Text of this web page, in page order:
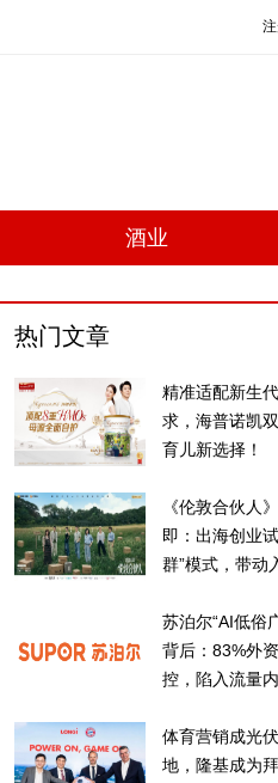
酒业
热门文章
精准适配新生
求，海普诺凯
育儿新选择！
《伦敦合伙人
即：出海创业
群”模式，带动
苏泊尔“AI低俗
背后：83%外
控，陷入流量
体育营销成光
地，隆基成为